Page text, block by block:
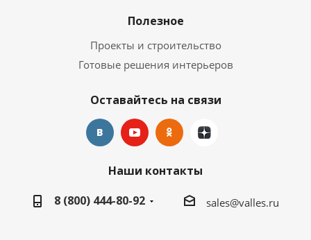
Полезное
Проекты и строительство
Готовые решения интерьеров
Оставайтесь на связи
Наши контакты
8 (800) 444-80-92
sales@valles.ru